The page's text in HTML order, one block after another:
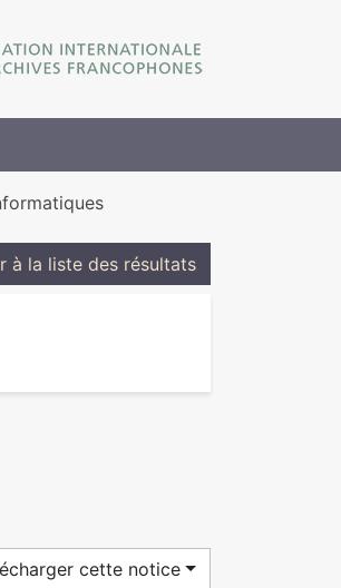
à la liste des résultats
cette notice